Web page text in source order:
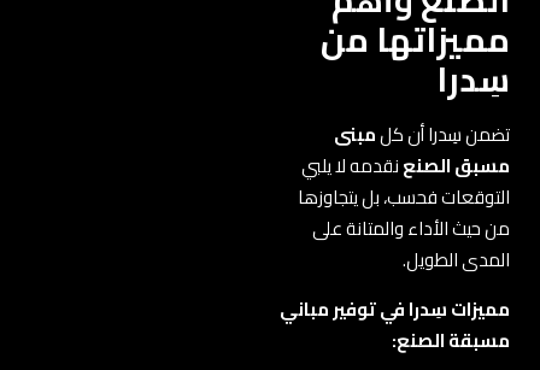
مميزاتها من
سِدرا
تضمن سِدرا أن كلمبنى
مسبق الصنعنقدمه لا يلبي
التوقعات فحسب، بل يتجاوزها
من حيث الأداء والمتانة على
المدى الطويل.
مميزات سِدرا في توفير مباني
مسبقة الصنع: